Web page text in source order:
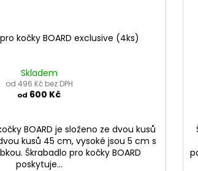
kočky BOARD exclusive (4ks)
Skladem
od 496 Kč bez DPH
od 600 Kč
BOARD je složeno ze dvou kusů
kusů 45 cm, vysoké jsou 5 cm s
Škrabadlo pro kočky BOARD
poskytuje...